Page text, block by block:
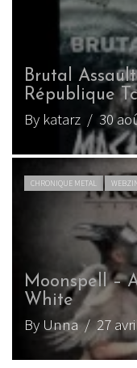
Brutal
République
By katarz / 30
CHRONIQUE METAL
Moonspell –
White
By Unna/ 27